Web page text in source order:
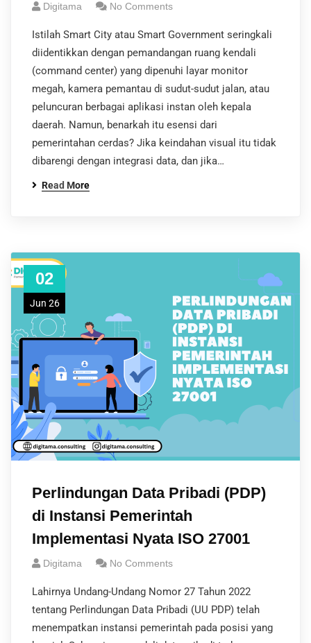
Digitama No Comments
Istilah Smart City atau Smart Government seringkali
diidentikkan dengan pemandangan ruang kendali
(command center) yang dipenuhi layar monitor
megah, kamera pemantau di sudut-sudut jalan, atau
peluncuran berbagai aplikasi instan oleh kepala
daerah. Namun, benarkah itu esensi dari
pemerintahan cerdas? Jika keindahan visual itu tidak
dibarengi dengan integrasi data, dan jika…
Read More
02
Jun 26
Perlindungan Data Pribadi (PDP)
di Instansi Pemerintah
Implementasi Nyata ISO 27001
Digitama No Comments
Lahirnya Undang-Undang Nomor 27 Tahun 2022
tentang Perlindungan Data Pribadi (UU PDP) telah
menempatkan instansi pemerintah pada posisi yang